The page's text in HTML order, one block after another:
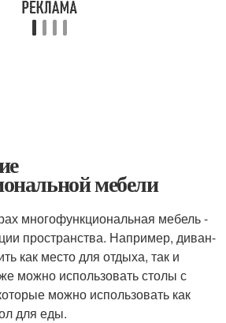
мебели
многофункциональная мебель -
пространства. Например, диван-
как место для отдыха, так и
можно использовать столы с
можно использовать как
для еды.